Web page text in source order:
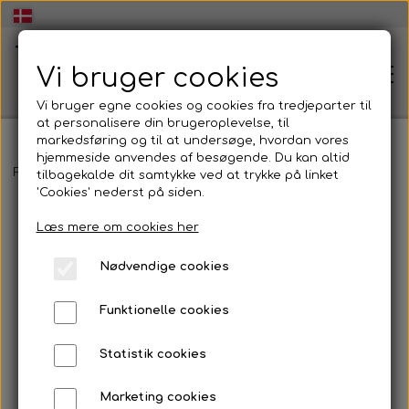
🏠Hjem
🧠Workshop dans og udtryk👥
Energisk og inspirerende Workshop i dans og
🏫Dans og udtryk i folkeskolen💃
Forside Pakkeløsninger til gymnasium, skoler og institutioner
Vi bruger cookies
Vi bruger egne cookies og cookies fra tredjeparter til
at personalisere din brugeroplevelse, til
markedsføring og til at undersøge, hvordan vores
hjemmeside anvendes af besøgende. Du kan altid
tilbagekalde dit samtykke ved at trykke på linket
'Cookies' nederst på siden.
Læs mere om cookies her
Nødvendige cookies
Funktionelle cookies
Statistik cookies
Marketing cookies